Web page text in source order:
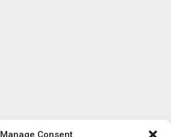
Manage Consent